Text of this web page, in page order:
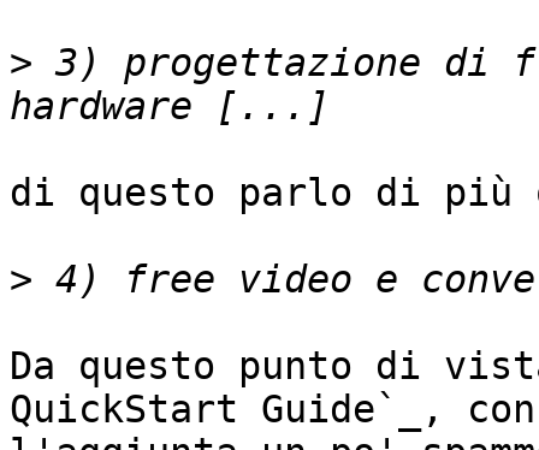
> 3) progettazione di
di questo parlo di più
>
Da questo punto di
QuickStart Guide`_, con